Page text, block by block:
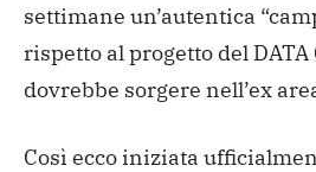
settimane un’autentica
rispetto al progetto del DATA
dovrebbe sorgere nell’ex
Così ecco iniziata